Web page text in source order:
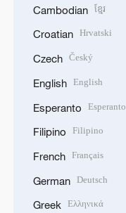
Cambodian ខ្មែរ
Croatian Hrvatski
Czech Český
English English
Esperanto Esperanto
Filipino Filipino
French Français
German Deutsch
Greek Ελληνικά